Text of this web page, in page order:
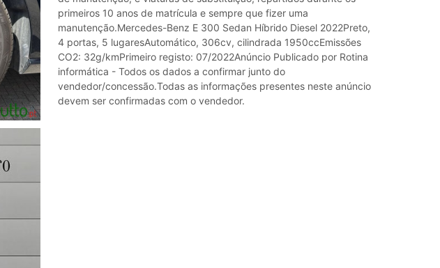
primeiros 10 anos de matrícula e sempre que fizer uma
manutenção.Mercedes-Benz E 300 Sedan Híbrido Diesel 2022Preto,
4 portas, 5 lugaresAutomático, 306cv, cilindrada 1950ccEmissões
CO2: 32g/kmPrimeiro registo: 07/2022Anúncio Publicado por Rotina
informática - Todos os dados a confirmar junto do
vendedor/concessão.Todas as informações presentes neste anúncio
devem ser confirmadas com o vendedor.